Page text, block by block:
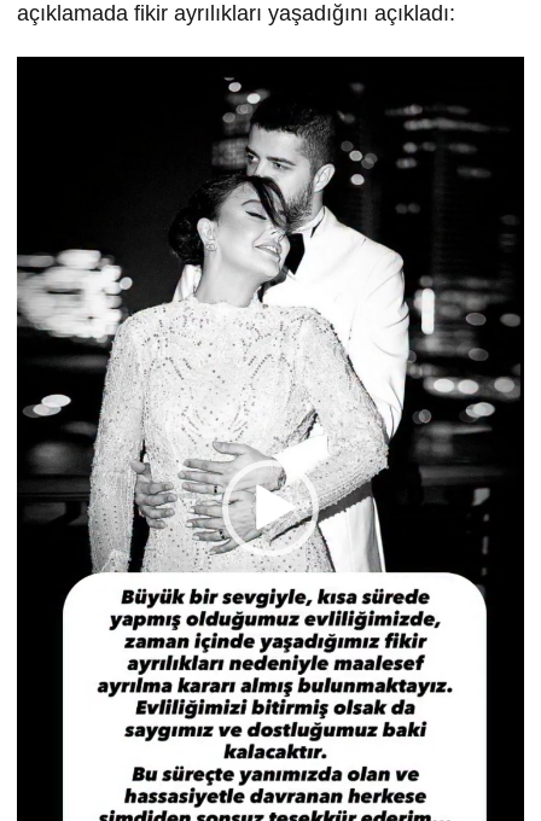
açıklamada fikir ayrılıkları yaşadığını açıkladı: